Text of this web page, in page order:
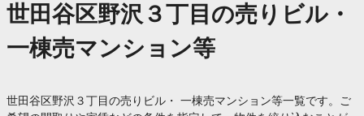
世田谷区野沢３丁目の売りビル・
一棟売マンション等
世田谷区野沢３丁目の売りビル・ 一棟売マンション等一覧です。ご